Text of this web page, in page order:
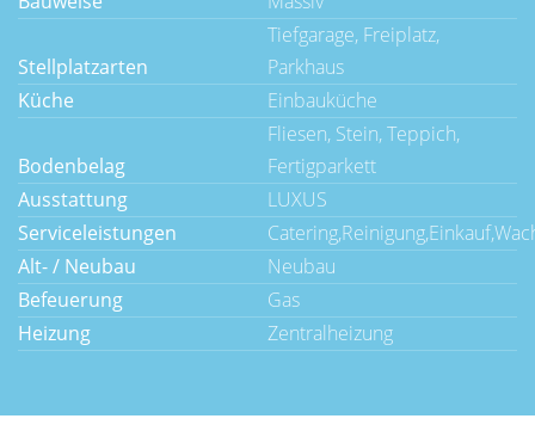
Stellplatzarten
Tiefgarage, Freiplatz,
Parkhaus
Küche
Einbauküche
Bodenbelag
Fliesen, Stein, Teppich,
Fertigparkett
Ausstattung
LUXUS
Serviceleistungen
Alt- / Neubau
Neubau
Befeuerung
Gas
Heizung
Zentralheizung